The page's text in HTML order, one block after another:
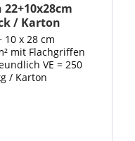
/ Karton
10 x 28 cm
mit Flachgriffen
VE = 250
/ Karton